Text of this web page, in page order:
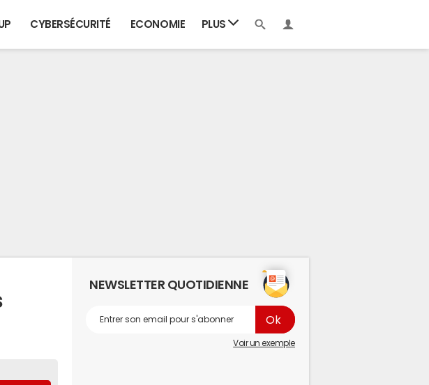
CYBERSÉCURITÉ ECONOMIE PLUS
NEWSLETTER QUOTIDIENNE
Voir un exemple